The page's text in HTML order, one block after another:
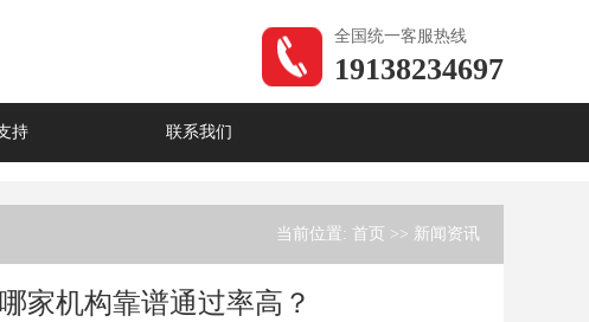
全国统一客服热线
19138234697
持 联系我们
当前位置: 首页 >> 新闻资讯
家机构靠谱通过率高？